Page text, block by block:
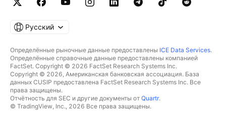
Русский
Определённые рыночные данные предоставлены ICE Data Services.
Определённые справочные данные предоставлены компанией
FactSet. Copyright © 2026 FactSet Research Systems Inc.
Copyright © 2026, Американская банковская ассоциация. База
данных CUSIP предоставлена FactSet Research Systems Inc. Все
права защищены.
Отчётность для SEC и другие документы от Quartr.
© TradingView, Inc., 2026 Все права защищены.